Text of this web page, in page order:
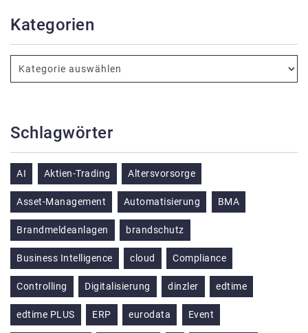
Kategorien
Schlagwörter
AI Aktien-Trading Altersvorsorge
Asset-Management Automatisierung BMA
Brandmeldeanlagen brandschutz
Business Intelligence cloud Compliance
Controlling Digitalisierung dinzler edtime
edtime PLUS ERP eurodata Event